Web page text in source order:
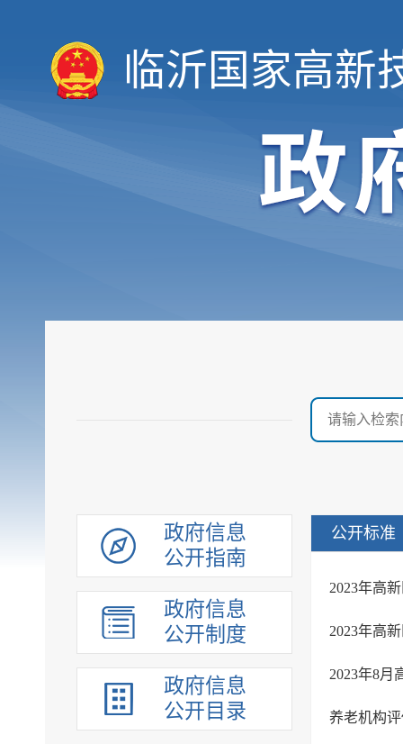
临沂国家高新
政府信息
公开指南
政府信息
公开制度
政府信息
公开目录
公开标准
2023年高
2023年高
2023年8月
养老机构